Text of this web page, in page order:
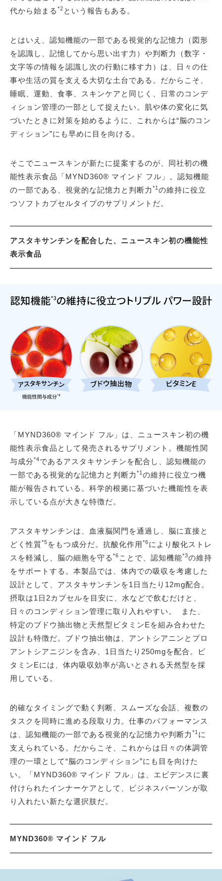
代から始まる *2 という報告もある。
とはいえ、認知機能の一部である視覚的な記憶力（図形
を認識し、記憶してから思い出す力）や判断力（数字・
文字等の情報を認識し次の行動に移す力）は、日々の仕
事や生活の質を支える大切な土台である。だからこそ、
睡眠、運動、食事、スキンケアと同じく、日常のコンデ
ィション管理の一部として捉えたい。肌や体の変化に気
づいたときに対策を始めるように、これからは“脳のコン
ディション”にも早めに目を向ける。
そこでニュースキンが新たに提案するのが、同社初の機
能性表示食品「MYND360® マインド フル」。認知機能
の一部である、視覚的な記憶力と判断力 *1 の維持に役立
つソフトカプセルタイプのサプリメントだ。
アスタキサンチンを配合した、ニュースキン初の機能性
表示食品
「MYND360® マインド フル」は、ニュースキン初の機
能性表示食品として発売されるサプリメント。機能性関
与成分*4であるアスタキサンチンを配合し、認知機能の
一部である視覚的な記憶力と判断力 *1の維持に役立つ機
能が報告されている。科学的根拠に基づいた機能性を表
示している点が大きな特徴だ。
アスタキサンチンは、血液脳関門を通過し、脳に直接と
どく性質*5 をもつ成分だ。抗酸化作用*6により酸化ストレ
スを軽減し、脳の細胞を守る *6 ことで、認知機能*3の維持
をサポートする。本製品では、体内での吸収を考慮した
設計として、アスタキサンチンを1日当たり12mg配合。
摂取は1日2カプセルを目安に、水などで飲むだけと、
日々のコンディション管理に取り入れやすい。 また、
特定のブドウ抽出物と天然型ビタミンEを組み合わせた
設計も特徴だ。ブドウ抽出物は、アントシアニンとプロ
アントシアニジンを含み、1日当たり250mgを配合。ビ
タミンEには、体内吸収効率が高いとされる天然型を採
用している。
的確なタイミングで動く判断、スムーズな会話、複数の
タスクを同時に進める段取り力。仕事のパフォーマンス
は、認知機能の一部である視覚的な記憶力や判断力 *1に
支えられている。だからこそ、これからは日々の体調管
理の一環として“脳のコンディション”にも目を向けた
い。「MYND360® マインド フル」は、エビデンスに裏
付けられたインナーケアとして、ビジネスパーソンが取
り入れたい新たな選択肢だ。
MYND360® マインド フル